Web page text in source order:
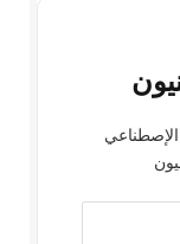
الإصطناعي